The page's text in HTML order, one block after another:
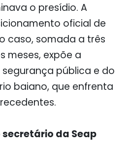
o presídio. A
oficial de
caso, somada a três
meses, expõe a
pública e do
baiano, que enfrenta
secretário da Seap